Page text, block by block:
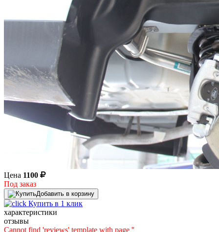
Цена 1100
Под заказ
Добавить в корзину
Купить в 1 клик
характеристики
отзывы
Cannot find 'reviews' template with page ''